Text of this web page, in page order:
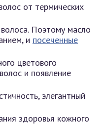
от термических
Поэтому масло
и посеченные
цветового
и появление
элегантный
здоровья кожного